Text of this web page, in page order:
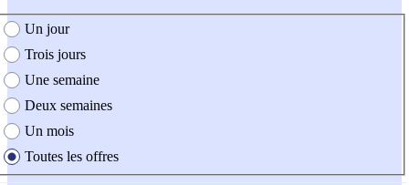
création de l'offre
Un jour
Trois jours
Une semaine
Deux semaines
Un mois
Toutes les offres